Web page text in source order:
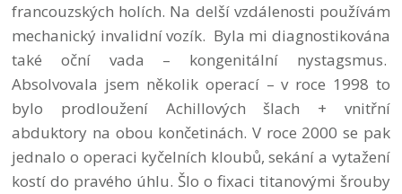
francouzských holích. Na delší vzdálenosti používám
mechanický invalidní vozík. Byla mi diagnostikována
také oční vada – kongenitální nystagsmus.
Absolvovala jsem několik operací – v roce 1998 to
bylo prodloužení Achillových šlach + vnitřní
abduktory na obou končetinách. V roce 2000 se pak
jednalo o operaci kyčelních kloubů, sekání a vytažení
kostí do pravého úhlu. Šlo o fixaci titanovými šrouby